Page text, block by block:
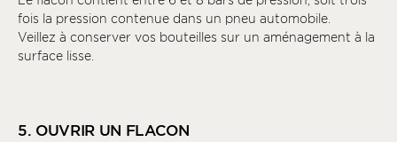
fois la pression contenue dans un pneu automobile.
Veillez à conserver vos bouteilles sur un aménagement à la
surface lisse.
5. OUVRIR UN FLACON